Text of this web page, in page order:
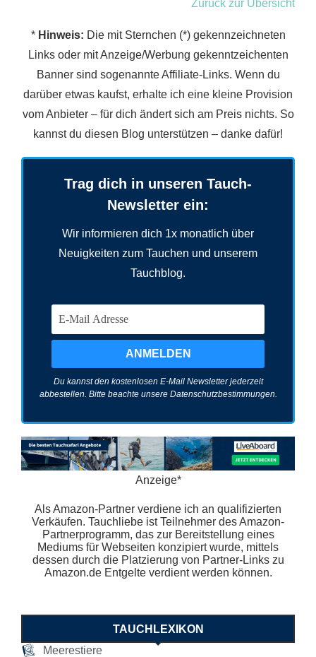
Zurück zur Übersicht
* Hinweis: Die mit Sternchen (*) gekennzeichneten
Links oder mit Anzeige/Werbung gekenntzeichenten
Banner sind sogenannte Affiliate-Links. Wenn du
darüber etwas kaufst, erhalte ich eine kleine Provision
vom Anbieter – für dich ändert sich am Preis nichts. So
kannst du diesen Blog unterstützen – danke dafür!
Trag dich in unseren Tauch-
Newsletter ein:
Wir informieren dich 1x monatlich über
Neuigkeiten zum Tauchen und unserem
Tauchblog.
Du kannst den kostenlosen E-Mail Newsletter jederzeit
abbestellen. Bitte beachte unsere Datenschutzbestimmungen.
Anzeige*
Als Amazon-Partner verdiene ich an qualifizierten
Verkäufen. Tauchliebe ist Teilnehmer des Amazon-
Partnerprogramm, das zur Bereitstellung eines
Mediums für Webseiten konzipiert wurde, mittels
dessen durch die Platzierung von Partner-Links zu
Amazon.de Entgelte verdient werden können.
TAUCHLEXIKON
Meerestiere